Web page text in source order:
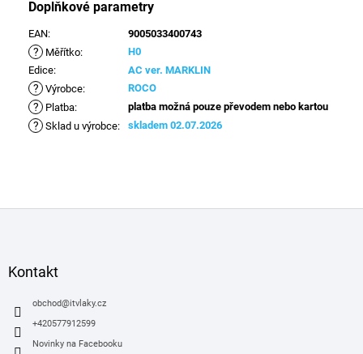
Doplňkové parametry
EAN: 9005033400743
? Měřítko:
H0
Edice: AC ver. MARKLIN
? Výrobce: ROCO
? Platba: platba možná pouze převodem nebo kartou
? Sklad u výrobce: skladem 02.07.2026
Kontakt
obchod@itvlaky.cz
+420577912599
Novinky na Facebooku